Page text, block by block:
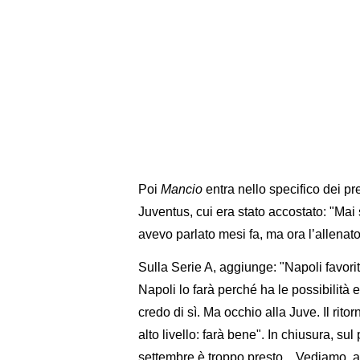
Poi Mancio entra nello specifico dei
Juventus, cui era stato accostato:
avevo parlato mesi fa, ma ora
Sulla Serie A, aggiunge: "Napoli
Napoli lo farà perché ha le possibilità
credo di sì. Ma occhio alla Juve. Il
alto livello: farà bene". In chiusura, sul
settembre è troppo presto... Vediamo,